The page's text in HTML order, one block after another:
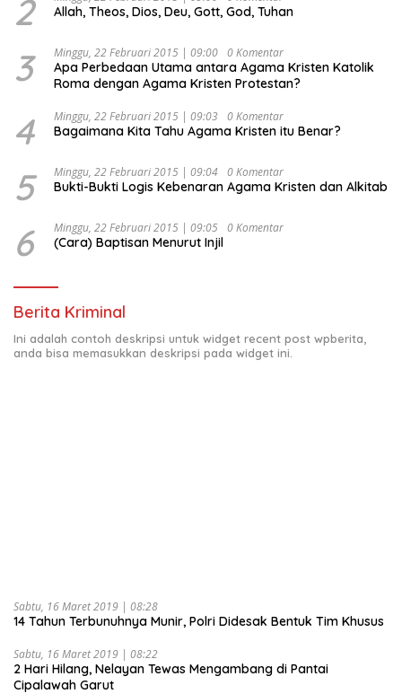
“Urgensi Undang-Undang Perekonomian Nasional dan
Indonesia Emas 2045”,
2 Allah, Theos, Dios, Deu, Gott, God, Tuhan
3 Minggu, 22 Februari 2015 | 09:00 0 Komentar
Apa Perbedaan Utama antara Agama Kristen Katolik
Roma dengan Agama Kristen Protestan?
4 Minggu, 22 Februari 2015 | 09:03 0 Komentar
Bagaimana Kita Tahu Agama Kristen itu Benar?
5 Minggu, 22 Februari 2015 | 09:04 0 Komentar
Bukti-Bukti Logis Kebenaran Agama Kristen dan Alkitab
6 Minggu, 22 Februari 2015 | 09:05 0 Komentar
(Cara) Baptisan Menurut Injil
Berita Kriminal
Ini adalah contoh deskripsi untuk widget recent post wpberita,
anda bisa memasukkan deskripsi pada widget ini.
Sabtu, 16 Maret 2019 | 08:28
14 Tahun Terbunuhnya Munir, Polri Didesak Bentuk Tim Khusus
Sabtu, 16 Maret 2019 | 08:22
2 Hari Hilang, Nelayan Tewas Mengambang di Pantai
Cipalawah Garut